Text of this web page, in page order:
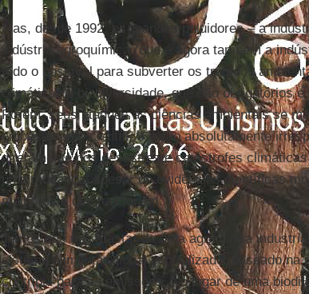
Mas, desde 1992, os grandes poluidores – a
indústria agroquímica (que é agora também a
todo o possível para subverter os tratados
climáticas e biodiversidade, que são obrigatórios
Porém, seus ataques às ciências ambientais se
embasamento científico e são absolutamente
diretamente nos desastres e catástrofes
uma mudança, apesar de evidências científicas
melhores e que funcionam.
Temos que nos afastar de uma agricultura
sistema alimentar global centralizado, baseado na
contribui para as emissões. No lugar de uma